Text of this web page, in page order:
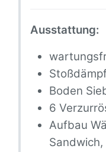
Ausstattung:
Boden
6
Aufbau